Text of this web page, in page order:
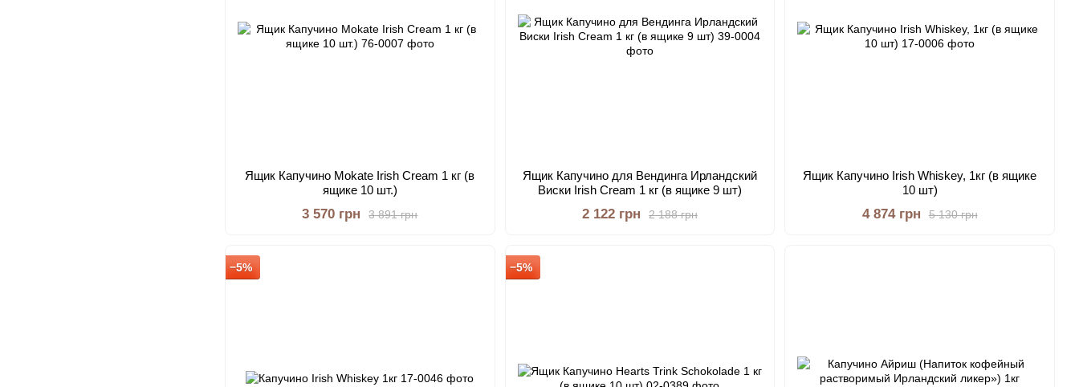
Ящик Капучино Mokate Irish Cream 1 кг (в
ящике 10 шт.)
3 891 грн
3 570 грн
Ящик Капучино для Вендинга Ирландский
Виски Irish Cream 1 кг (в ящике 9 шт)
2 188 грн
2 122 грн
Ящик Капучино Irish Whiskey, 1кг (в ящике
10 шт)
5 130 грн
4 874 грн
−5% −5%